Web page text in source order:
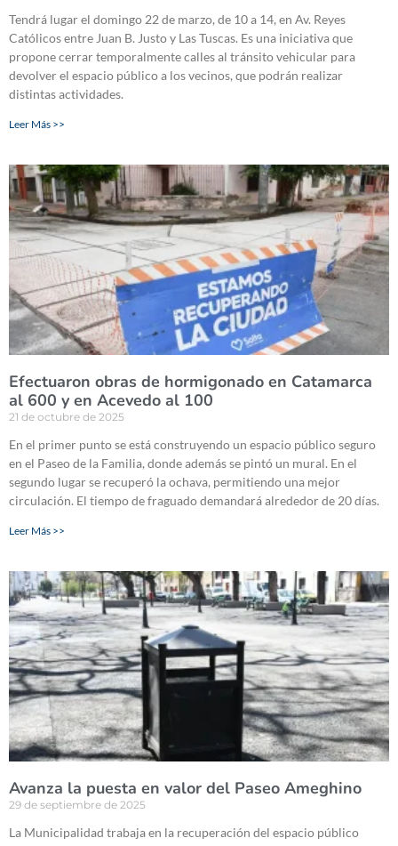
Tendrá lugar el domingo 22 de marzo, de 10 a 14, en Av. Reyes
Católicos entre Juan B. Justo y Las Tuscas. Es una iniciativa que
propone cerrar temporalmente calles al tránsito vehicular para
devolver el espacio público a los vecinos, que podrán realizar
distintas actividades.
Leer Más >>
Efectuaron obras de hormigonado en Catamarca
al 600 y en Acevedo al 100
21 de octubre de 2025
En el primer punto se está construyendo un espacio público seguro
en el Paseo de la Familia, donde además se pintó un mural. En el
segundo lugar se recuperó la ochava, permitiendo una mejor
circulación. El tiempo de fraguado demandará alrededor de 20 días.
Leer Más >>
Avanza la puesta en valor del Paseo Ameghino
29 de septiembre de 2025
La Municipalidad trabaja en la recuperación del espacio público